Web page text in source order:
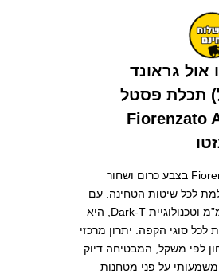
אול גראונד
תכלת פסטל
Fiorenzato
המטחנה Fiorenzato All Ground בצבע כרום ושחור
לכל שיטות הטחינה. עם
סכינים שטוחות בקוטר 64 מ”מ וטכנולוגיית Dark-T, היא
לכל סוגי הקפה. יתרון מרכזי
לפי משקל, המבטיחה דיוק
משמעותי על פני מטחנות